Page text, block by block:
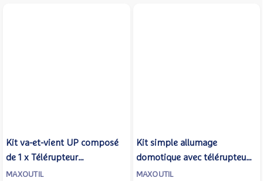
Kit va-et-vient UP composé
de 1 x Télérupteur
MTR500E-UP + 2 x
MAXOUTIL
Kit simple allumage
domotique avec télérupteur
et télécommande - URMET
MAXOUTIL